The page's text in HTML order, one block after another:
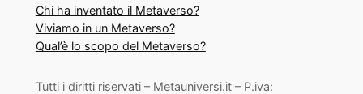
Chi ha inventato il Metaverso?
Viviamo in un Metaverso?
Qual’è lo scopo del Metaverso?
Tutti i diritti riservati – Metauniversi.it – P.iva: